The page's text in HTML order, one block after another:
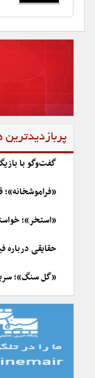
پربازدیدترین
گفت‌وگو با
«استخر»؛
حقایقی درباره
«گل سنگ»؛